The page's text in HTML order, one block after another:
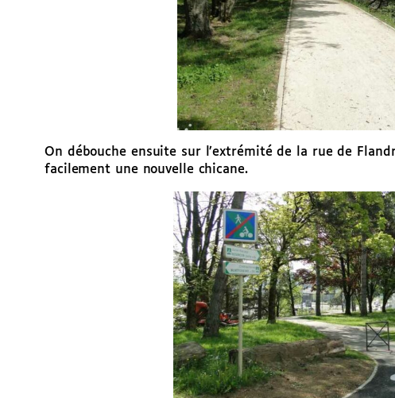
On débouche ensuite sur l’extrémité de la rue de
facilement une nouvelle chicane.